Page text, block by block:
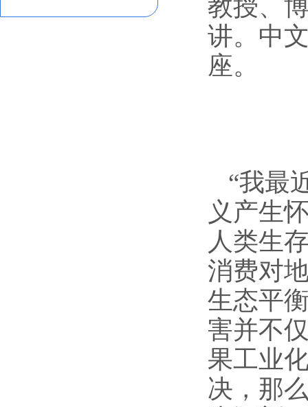
教授、
讲。中
座。
“我最
义产生
人类生
消费对
生态平
害并不
果工业
决，那